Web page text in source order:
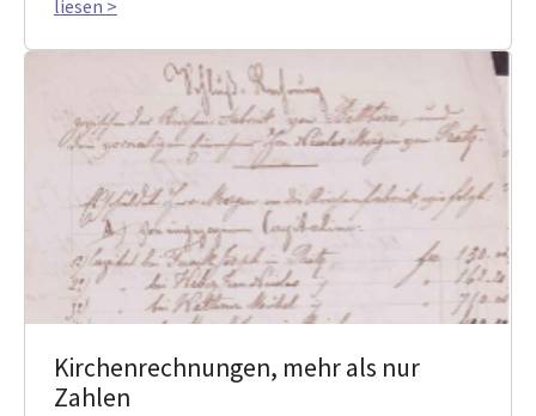
liesen >
Kirchenrechnungen, mehr als nur
Zahlen